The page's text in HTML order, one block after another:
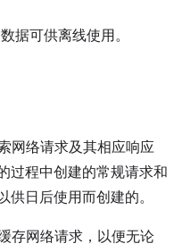
据可供离线使用。
网络请求及其相应响应
过程中创建的常规请求和
日后使用而创建的。
存网络请求，以便无论